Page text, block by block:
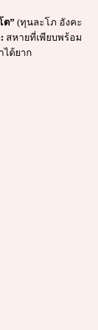
ต” (ทุนละโภ อังคะ
สหายที่เพียบพร้อม
ได้ยาก